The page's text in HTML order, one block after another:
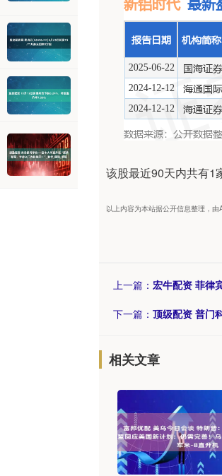
该股最近90天内共有1
以上内容为本站据公开信息整理，
上一篇： 宏牛配资 菲律
下一篇： 顶级配资 普门
相关文章